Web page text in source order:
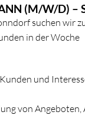
(M/W/D) –
suchen wir
in der Woche
und
von